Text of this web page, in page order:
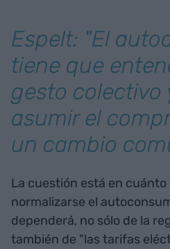
Espelt: "El
tiene que
gesto colectivo
asumir el
un cambio
La cuestión está en
normalizarse el
dependerá, no sólo de la
también de "las tarifas